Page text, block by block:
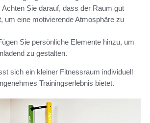
Achten Sie darauf, dass der Raum gut
um eine motivierende Atmosphäre zu
Sie persönliche Elemente hinzu, um
zu gestalten.
sich ein kleiner Fitnessraum individuell
Trainingserlebnis bietet.